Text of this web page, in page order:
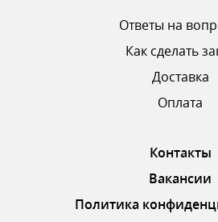
Ответы на
Как сделать
Доставка
Оплата
Контакты
Вакансии
Политика